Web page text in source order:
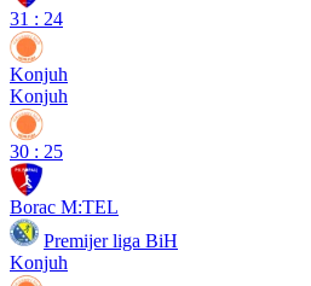
31 : 24
Konjuh
Konjuh
30 : 25
Borac M:TEL
Premijer liga BiH
Konjuh